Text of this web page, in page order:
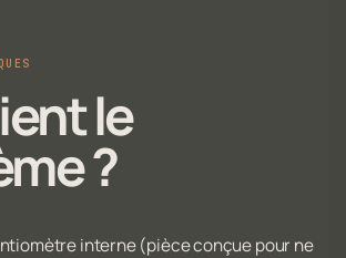
le
?
interne (pièce conçue pour ne